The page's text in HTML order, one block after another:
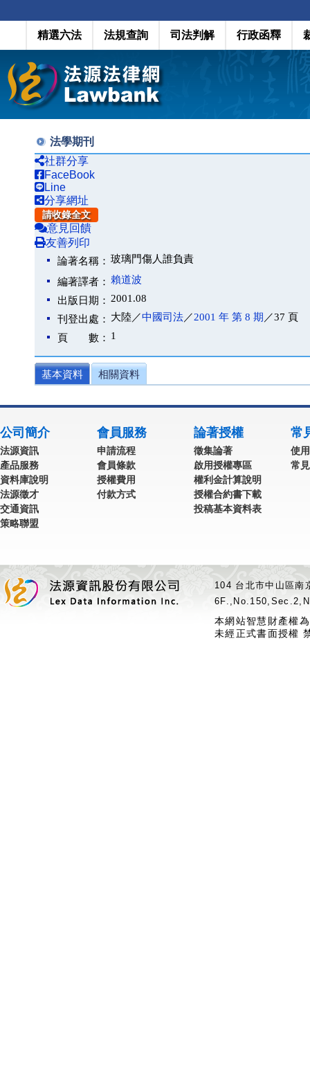
精選六法 法規查詢 司法判解 行政函釋
法學期刊
社群分享
FaceBook
Line
分享網址
請收錄全文
意見回饋
友善列印
論著名稱： 玻璃門傷人誰負責
編著譯者： 賴道波
出版日期： 2001.08
刊登出處： 大陸／中國司法／2001 年 第 8 期 ／37 頁
頁 數： 1
基本資料 相關資料
公司簡介
法源資訊
產品服務
資料庫說明
法源徵才
交通資訊
策略聯盟
會員服務
申請流程
會員條款
授權費用
付款方式
論著授權
徵集論著
啟用授權專區
權利金計算說明
授權合約書下載
投稿基本資料表
常
使
常
104 台北市中山區
本網站智慧財產權
未經正式書面授權